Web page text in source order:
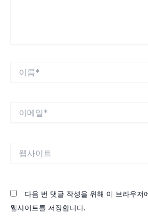
다음 번 댓글 작성을 위해 이 브라우저
웹사이트를 저장합니다.